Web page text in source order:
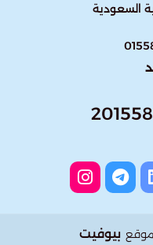
السعودية
بيوفيت